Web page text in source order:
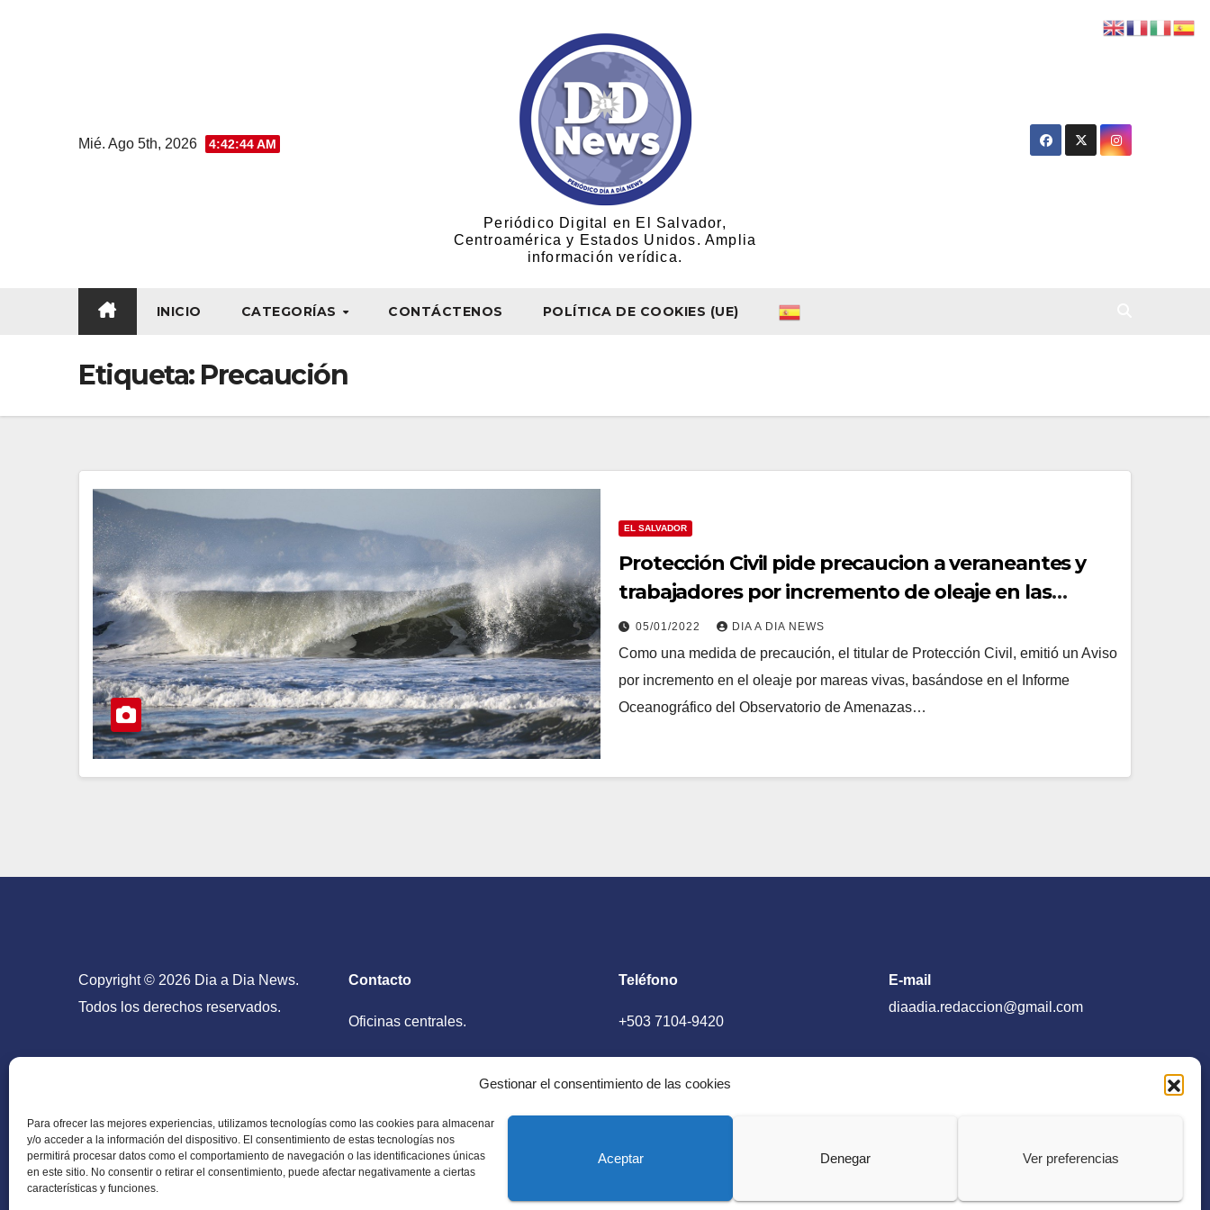
Gestionar el consentimiento de las cookies
Para ofrecer las mejores experiencias, utilizamos tecnologías como las cookies para almacenar
y/o acceder a la información del dispositivo. El consentimiento de estas tecnologías nos
permitirá procesar datos como el comportamiento de navegación o las identificaciones únicas
en este sitio. No consentir o retirar el consentimiento, puede afectar negativamente a ciertas
características y funciones.
Aceptar Denegar Ver preferencias
Mié. Ago 5th, 2026 4:42:44 AM
Periódico Digital en El Salvador,
Centroamérica y Estados Unidos. Amplia
información verídica.
INICIO CATEGORÍAS CONTÁCTENOS POLÍTICA DE COOKIES (UE)
Etiqueta: Precaución
EL SALVADOR
Protección Civil pide precaucion a veraneantes y
trabajadores por incremento de oleaje en las
costas salvadoreñas
05/01/2022 DIA A DIA NEWS
Como una medida de precaución, el titular de Protección Civil, emitió un Aviso
por incremento en el oleaje por mareas vivas, basándose en el Informe
Oceanográfico del Observatorio de Amenazas…
Copyright © 2026 Dia a Dia News.
Todos los derechos reservados.
Contacto
Oficinas centrales.
Teléfono
+503 7104-9420
E-mail
diaadia.redaccion@gmail.com
Periódico Digital en El Salvador, Centroamérica y Estados Unidos. Amplia